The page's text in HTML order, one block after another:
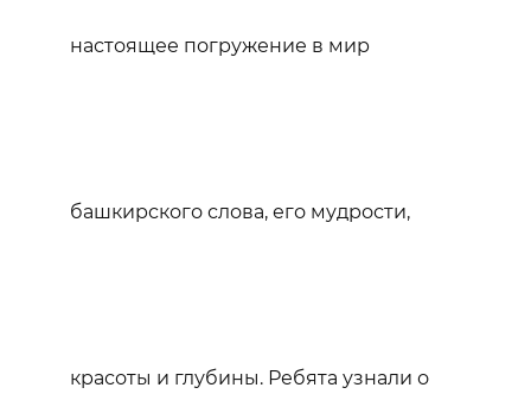
настоящее погружение в мир
башкирского слова, его мудрости,
красоты и глубины. Ребята узнали о